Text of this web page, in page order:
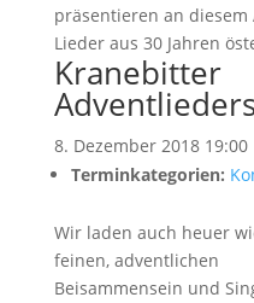
präsentieren an diesem
Lieder aus 30 Jahren
Kranebitter
8. Dezember 2018 19:00
Terminkategorien:
Wir laden auch heuer
feinen, adventlichen
Beisammensein und